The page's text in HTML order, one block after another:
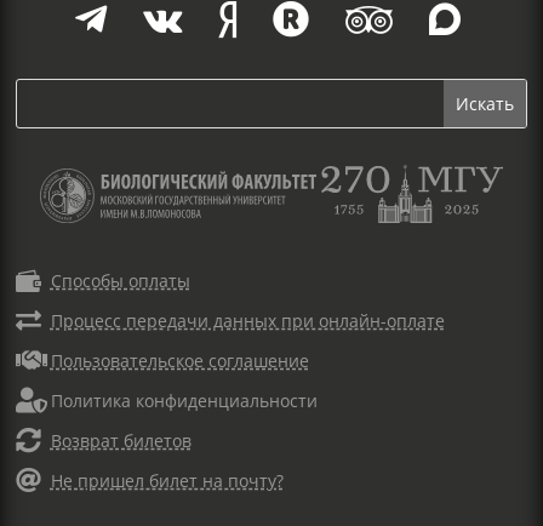
     
 Способы оплаты
 Процесс передачи данных при онлайн-оплате
 Пользовательское соглашение
 Политика конфиденциальности
 Возврат билетов
 Не пришел билет на почту?